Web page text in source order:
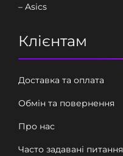
– Asics
Клієнтам
Доставка та оплата
Обмін та повернення
Про нас
Часто задавані питання